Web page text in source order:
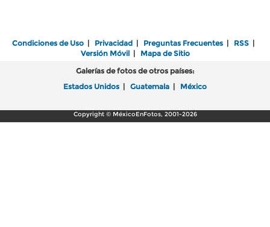
Condiciones de Uso | Privacidad | Preguntas Frecuentes | RSS |
Versión Móvil| Mapa de Sitio
Galerías de fotos de otros países:
Estados Unidos | Guatemala | México
Copyright © MéxicoEnFotos, 2001-2026